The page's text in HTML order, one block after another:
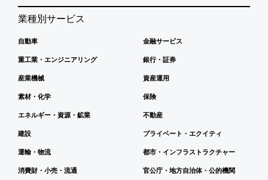
業種別サービス
自動車
重工業・エンジニアリング
産業機械
素材・化学
エネルギー・資源・鉱業
建設
運輸・物流
消費財・小売・流通
金融サービス
銀行・証券
資産運用
保険
不動産
プライベート・エクイティ
都市・インフラストラクチャー
官公庁・地方自治体・公的機関